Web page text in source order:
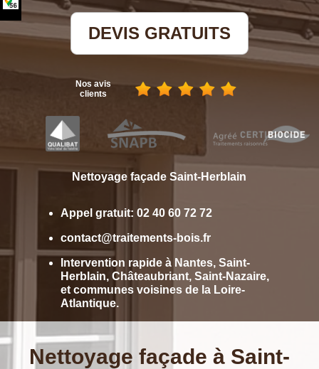
DEVIS GRATUITS
Nos avis
clients
Nettoyage façadeSaint-Herblain
Appel gratuit:02 40 60 72 72
contact@traitements-bois.fr
Intervention rapide à Nantes, Saint-
Herblain, Châteaubriant, Saint-Nazaire,
et communes voisines de la Loire-
Atlantique.
Nettoyage façade à Saint-